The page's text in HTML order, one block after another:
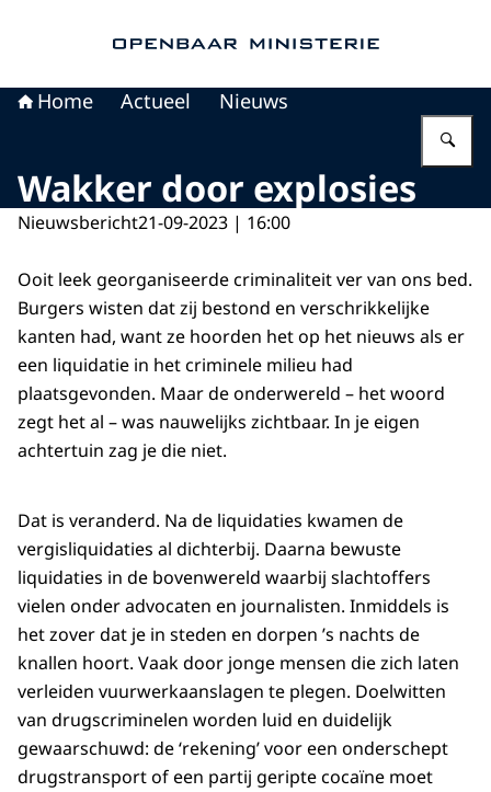
Home Actueel Nieuws
Wakker door explosies
Nieuwsbericht21-09-2023 | 16:00
Ooit leek georganiseerde criminaliteit ver van ons bed.
Burgers wisten dat zij bestond en verschrikkelijke
kanten had, want ze hoorden het op het nieuws als er
een liquidatie in het criminele milieu had
plaatsgevonden. Maar de onderwereld – het woord
zegt het al – was nauwelijks zichtbaar. In je eigen
achtertuin zag je die niet.
Dat is veranderd. Na de liquidaties kwamen de
vergisliquidaties al dichterbij. Daarna bewuste
liquidaties in de bovenwereld waarbij slachtoffers
vielen onder advocaten en journalisten. Inmiddels is
het zover dat je in steden en dorpen ’s nachts de
knallen hoort. Vaak door jonge mensen die zich laten
verleiden vuurwerkaanslagen te plegen. Doelwitten
van drugscriminelen worden luid en duidelijk
gewaarschuwd: de ‘rekening’ voor een onderschept
drugstransport of een partij geripte cocaïne moet